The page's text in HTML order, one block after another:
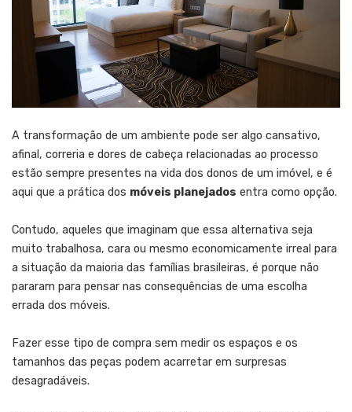
A transformação de um ambiente pode ser algo cansativo,
afinal, correria e dores de cabeça relacionadas ao processo
estão sempre presentes na vida dos donos de um imóvel, e é
aqui que a prática dos móveis planejados entra como opção.
Contudo, aqueles que imaginam que essa alternativa seja
muito trabalhosa, cara ou mesmo economicamente irreal para
a situação da maioria das famílias brasileiras, é porque não
pararam para pensar nas consequências de uma escolha
errada dos móveis.
Fazer esse tipo de compra sem medir os espaços e os
tamanhos das peças podem acarretar em surpresas
desagradáveis.